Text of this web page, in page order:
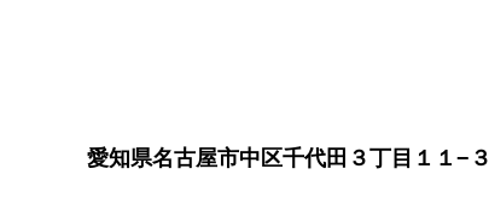
愛知県名古屋市中区千代田３丁目１１−３